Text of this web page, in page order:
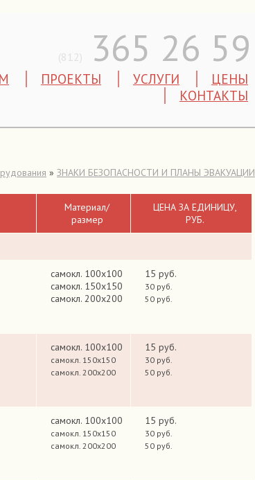
(812) 365 26 59
ПРОЕКТЫ УСЛУГИ
ЦЕНЫ
КОНТАКТЫ
» ЗНАКИ БЕЗОПАСНОСТИ И ПЛАНЫ ЭВАКУАЦИИ
Материал/
размер
ЦЕНА ЗА ЕДИНИЦУ,
РУБ.
самокл. 100х100
самокл. 150х150
самокл. 200х200
15 руб.
30 руб.
50 руб.
самокл. 100х100
самокл. 150х150
самокл. 200х200
15 руб.
30 руб.
50 руб.
самокл. 100х100
самокл. 150х150
самокл. 200х200
15 руб.
30 руб.
50 руб.